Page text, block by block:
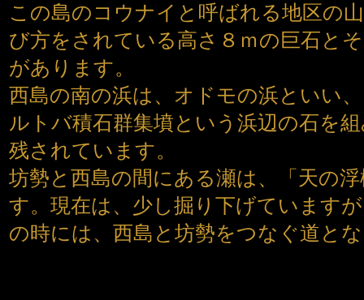
この島のコウナイと呼ばれる地区の
び方をされている高さ８ｍの巨石と
があります。
西島の南の浜は、オドモの浜といい
ルトバ積石群集墳という浜辺の石を
残されています。
坊勢と西島の間にある瀬は、「天の
す。現在は、少し掘り下げています
の時には、西島と坊勢をつなぐ道と